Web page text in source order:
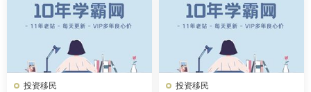
投资移民 投资移民